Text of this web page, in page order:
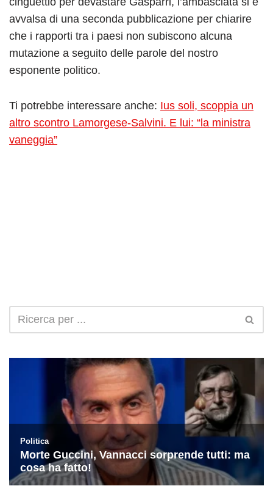
avvalsa di una seconda pubblicazione per chiarire
che i rapporti tra i paesi non subiscono alcuna
mutazione a seguito delle parole del nostro
esponente politico.
Ti potrebbe interessare anche: Ius soli, scoppia un
altro scontro Lamorgese-Salvini. E lui: “la ministra
vaneggia”